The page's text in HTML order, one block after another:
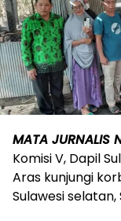
MATA JURNALIS
Komisi V, Dapil
Aras kunjungi
Sulawesi